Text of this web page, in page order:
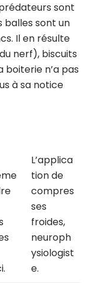
sont
balles sont un
Il en résulte
nerf), biscuits
boiterie n’a pas
à sa notice
L’applica
tion de
compres
ses
froides,
neuroph
ysiologist
e.